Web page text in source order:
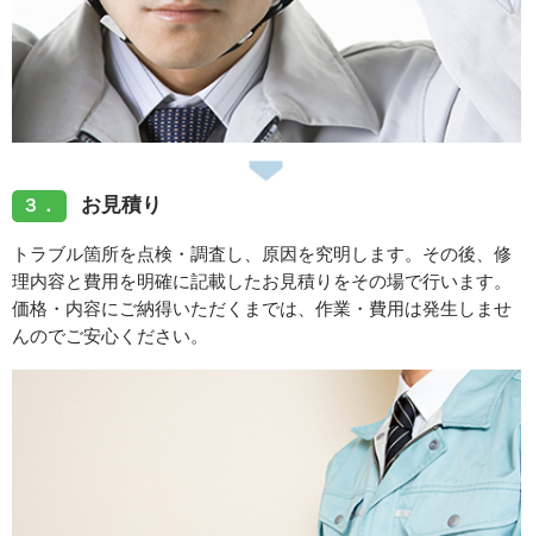
３． お見積り
トラブル箇所を点検・調査し、原因を究明します。その後、修
理内容と費用を明確に記載したお見積りをその場で行います。
価格・内容にご納得いただくまでは、作業・費用は発生しませ
んのでご安心ください。